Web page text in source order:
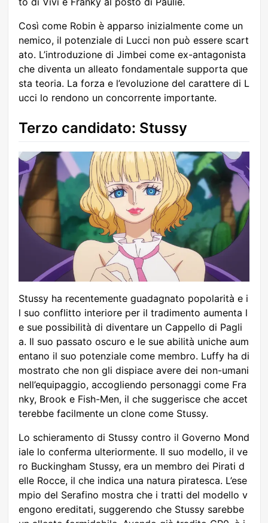
Così come Robin è apparso inizialmente come un
nemico, il potenziale di Lucci non può essere scart
ato. L’introduzione di Jimbei come ex-antagonista
che diventa un alleato fondamentale supporta que
sta teoria. La forza e l’evoluzione del carattere di L
ucci lo rendono un concorrente importante.
Terzo candidato: Stussy
Stussy ha recentemente guadagnato popolarità e i
l suo conflitto interiore per il tradimento aumenta l
e sue possibilità di diventare un Cappello di Pagli
a. Il suo passato oscuro e le sue abilità uniche aum
entano il suo potenziale come membro. Luffy ha di
mostrato che non gli dispiace avere dei non-umani
nell’equipaggio, accogliendo personaggi come Fra
nky, Brook e Fish-Men, il che suggerisce che accet
terebbe facilmente un clone come Stussy.
Lo schieramento di Stussy contro il Governo Mond
iale lo conferma ulteriormente. Il suo modello, il ve
ro Buckingham Stussy, era un membro dei Pirati d
elle Rocce, il che indica una natura piratesca. L’ese
mpio del Serafino mostra che i tratti del modello v
engono ereditati, suggerendo che Stussy sarebbe